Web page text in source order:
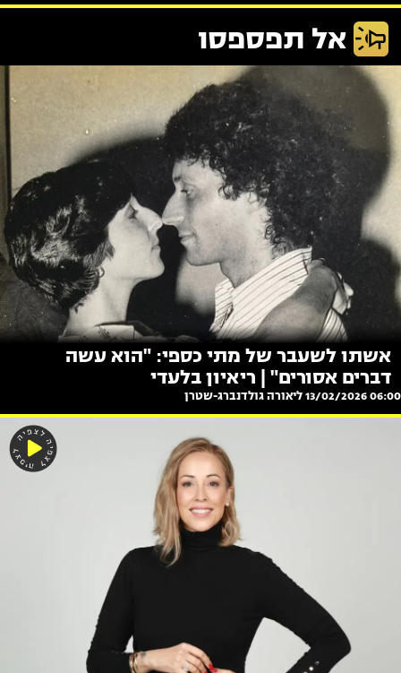
אל תפספסו
אשתו לשעבר של מתי כספי: "הוא עשה
דברים אסורים" | ריאיון בלעדי
06:00 13/02/2026 ליאורה גולדנברג-שטרן